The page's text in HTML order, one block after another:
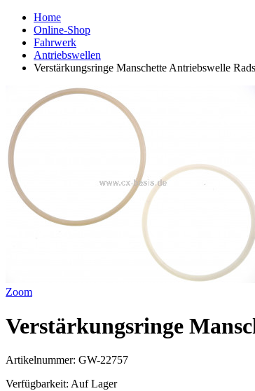
Home
Online-Shop
Fahrwerk
Antriebswellen
Verstärkungsringe Manschette Antriebswelle
Zoom
Verstärkungsringe
Artikelnummer: GW-22757
Verfügbarkeit: Auf Lager